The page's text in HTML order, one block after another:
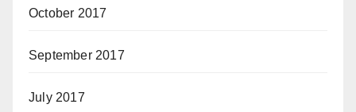
October 2017
September 2017
July 2017